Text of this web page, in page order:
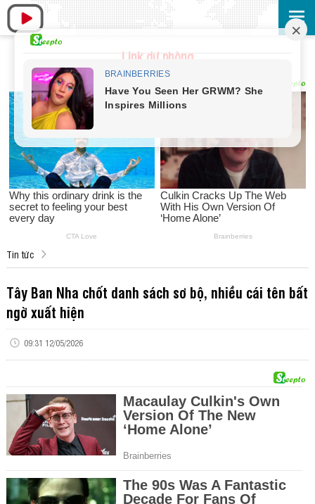
Link dự phòng
Tin tức
Tây Ban Nha chốt danh sách sơ bộ, nhiều cái tên bất
ngờ xuất hiện
09:31 12/05/2026